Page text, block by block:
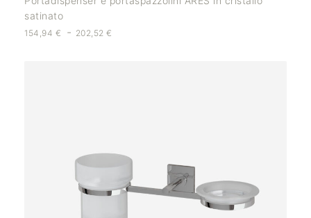
satinato
154,94 € - 202,52€